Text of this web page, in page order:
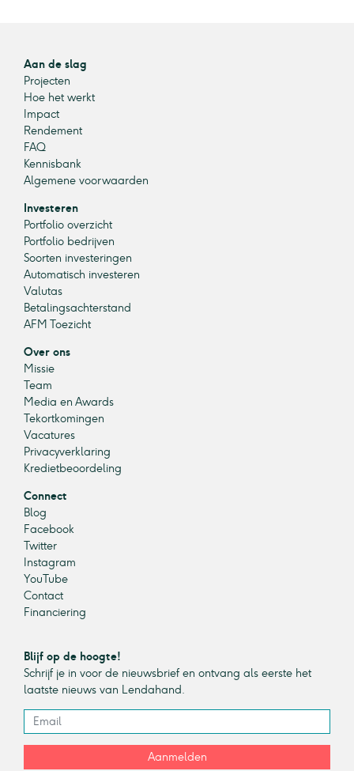
Aan de slag
Projecten
Hoe het werkt
Impact
Rendement
FAQ
Kennisbank
Algemene voorwaarden
Investeren
Portfolio overzicht
Portfolio bedrijven
Soorten investeringen
Automatisch investeren
Valutas
Betalingsachterstand
AFM Toezicht
Over ons
Missie
Team
Media en Awards
Tekortkomingen
Vacatures
Privacyverklaring
Kredietbeoordeling
Connect
Blog
Facebook
Twitter
Instagram
YouTube
Contact
Financiering
Blijf op de hoogte!
Schrijf je in voor de nieuwsbrief en ontvang als eerste het
laatste nieuws van Lendahand.
Aanmelden